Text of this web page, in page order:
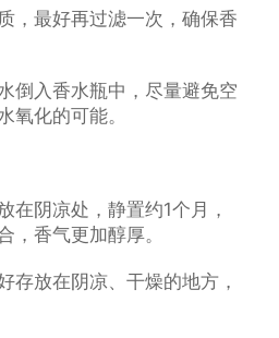
，最好再过滤一次，确保香
倒入香水瓶中，尽量避免空
氧化的可能。
在阴凉处，静置约1个月，
，香气更加醇厚。
存放在阴凉、干燥的地方，